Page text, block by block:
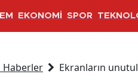
EKONOMİ SPOR
Haberler Ekranların